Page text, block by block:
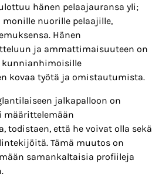
hänen pelaajauransa yli;
nuorille pelaajille,
Hänen
ja ammattimaisuuteen on
kunnianhimoisille
kovaa työtä ja omistautumista.
jalkapalloon on
määrittelemään
todistaen, että he voivat olla sekä
Tämä muutos on
samankaltaisia profiileja